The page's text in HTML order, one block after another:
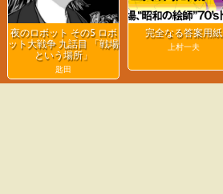
夜のロボット その5 ロボ
ット大戦争 九話目 「戦場
という場所」
匙田
完全なる答案用紙
上村一夫